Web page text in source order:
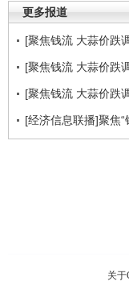
更多报道
[聚焦钱流 大蒜价跌
[聚焦钱流 大蒜价跌
[聚焦钱流 大蒜价跌
[经济信息联播]聚焦
关于